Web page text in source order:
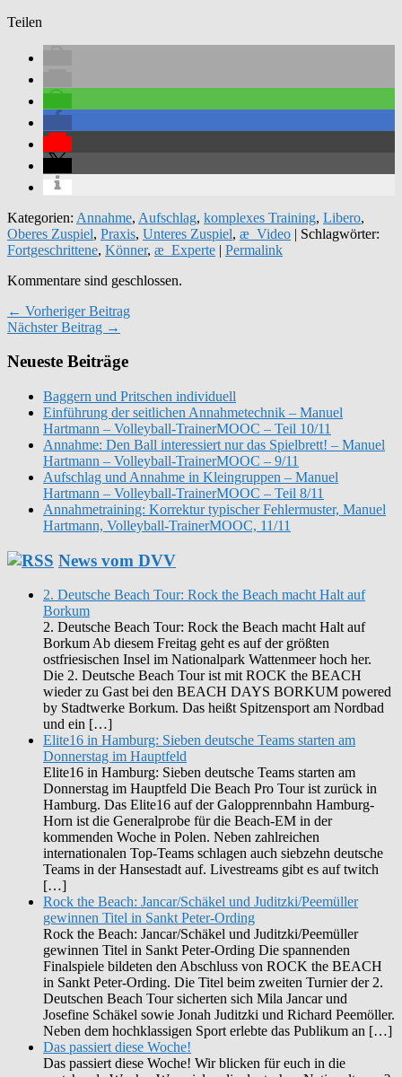
Teilen
Kategorien: Annahme, Aufschlag, komplexes Training, Libero,
Oberes Zuspiel, Praxis, Unteres Zuspiel, æ_Video | Schlagwörter:
Fortgeschrittene, Könner, æ_Experte | Permalink
Kommentare sind geschlossen.
← Vorheriger Beitrag
Nächster Beitrag →
Neueste Beiträge
Baggern und Pritschen individuell
Einführung der seitlichen Annahmetechnik – Manuel
Hartmann – Volleyball-TrainerMOOC – Teil 10/11
Annahme: Den Ball interessiert nur das Spielbrett! – Manuel
Hartmann – Volleyball-TrainerMOOC – 9/11
Aufschlag und Annahme in Kleingruppen – Manuel
Hartmann – Volleyball-TrainerMOOC – Teil 8/11
Annahmetraining: Korrektur typischer Fehlermuster, Manuel
Hartmann, Volleyball-TrainerMOOC, 11/11
News vom DVV
2. Deutsche Beach Tour: Rock the Beach macht Halt auf
Borkum
2. Deutsche Beach Tour: Rock the Beach macht Halt auf
Borkum Ab diesem Freitag geht es auf der größten
ostfriesischen Insel im Nationalpark Wattenmeer hoch her.
Die 2. Deutsche Beach Tour ist mit ROCK the BEACH
wieder zu Gast bei den BEACH DAYS BORKUM powered
by Stadtwerke Borkum. Das heißt Spitzensport am Nordbad
und ein […]
Elite16 in Hamburg: Sieben deutsche Teams starten am
Donnerstag im Hauptfeld
Elite16 in Hamburg: Sieben deutsche Teams starten am
Donnerstag im Hauptfeld Die Beach Pro Tour ist zurück in
Hamburg. Das Elite16 auf der Galopprennbahn Hamburg-
Horn ist die Generalprobe für die Beach-EM in der
kommenden Woche in Polen. Neben zahlreichen
internationalen Top-Teams schlagen auch siebzehn deutsche
Teams in der Hansestadt auf. Livestreams gibt es auf twitch
[…]
Rock the Beach: Jancar/Schäkel und Juditzki/Peemüller
gewinnen Titel in Sankt Peter-Ording
Rock the Beach: Jancar/Schäkel und Juditzki/Peemüller
gewinnen Titel in Sankt Peter-Ording Die spannenden
Finalspiele bildeten den Abschluss von ROCK the BEACH
in Sankt Peter-Ording. Die Titel beim zweiten Turnier der 2.
Deutschen Beach Tour sicherten sich Mila Jancar und
Josefine Schäkel sowie Jonah Juditzki und Richard Peemöller.
Neben dem hochklassigen Sport erlebte das Publikum an […]
Das passiert diese Woche!
Das passiert diese Woche! Wir blicken für euch in die